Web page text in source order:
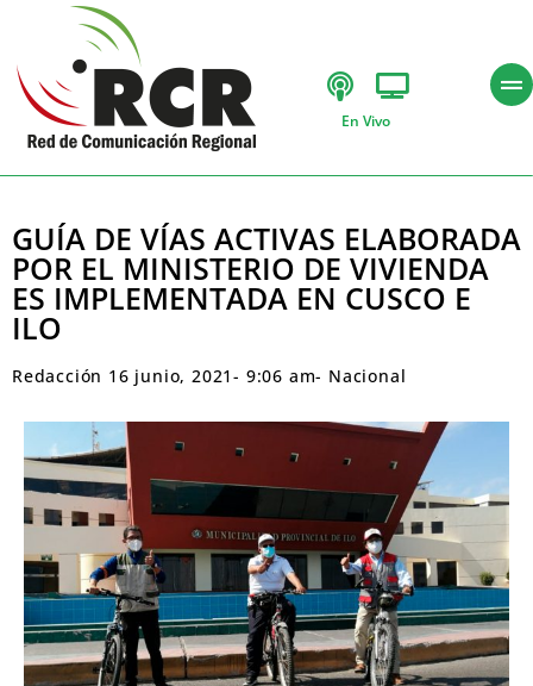
En Vivo
GUÍA DE VÍAS ACTIVAS ELABORADA
POR EL MINISTERIO DE VIVIENDA
ES IMPLEMENTADA EN CUSCO E
ILO
Redacción 16 junio, 2021- 9:06 am- Nacional